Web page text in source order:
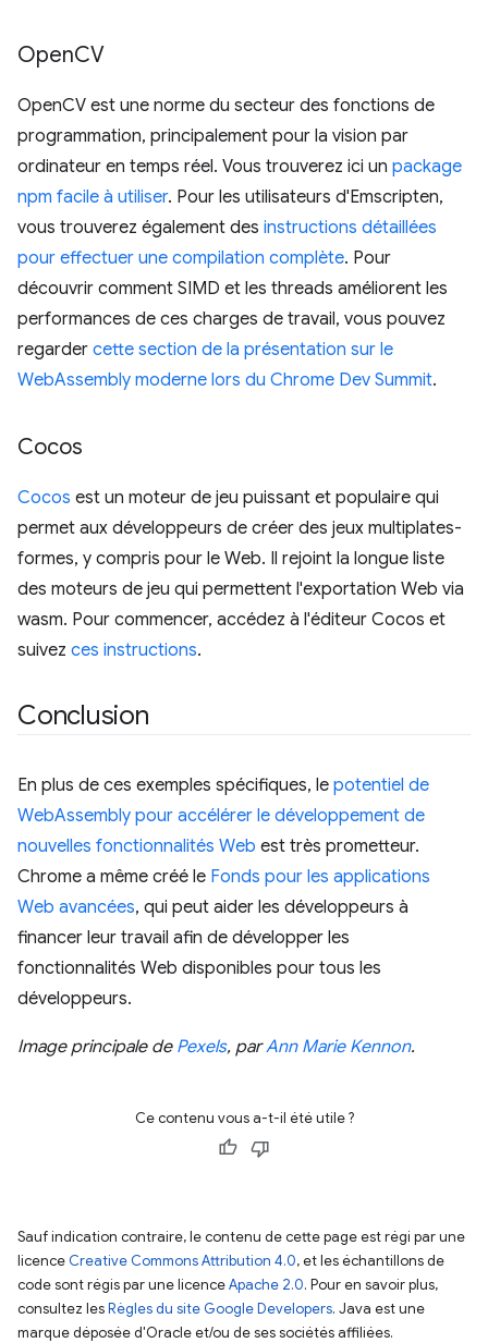
OpenCV
OpenCV est une norme du secteur des fonctions de
programmation, principalement pour la vision par
ordinateur en temps réel. Vous trouverez ici un package
npm facile à utiliser. Pour les utilisateurs d'Emscripten,
vous trouverez également des instructions détaillées
pour effectuer une compilation complète. Pour
découvrir comment SIMD et les threads améliorent les
performances de ces charges de travail, vous pouvez
regarder cette section de la présentation sur le
WebAssembly moderne lors du Chrome Dev Summit.
Cocos
Cocos est un moteur de jeu puissant et populaire qui
permet aux développeurs de créer des jeux multiplates-
formes, y compris pour le Web. Il rejoint la longue liste
des moteurs de jeu qui permettent l'exportation Web via
wasm. Pour commencer, accédez à l'éditeur Cocos et
suivez ces instructions.
Conclusion
En plus de ces exemples spécifiques, le potentiel de
WebAssembly pour accélérer le développement de
nouvelles fonctionnalités Web est très prometteur.
Chrome a même créé le Fonds pour les applications
Web avancées, qui peut aider les développeurs à
financer leur travail afin de développer les
fonctionnalités Web disponibles pour tous les
développeurs.
Image principale de Pexels, parAnn Marie Kennon.
Ce contenu vous a-t-il été utile ?
Sauf indication contraire, le contenu de cette page est régi par une
licence Creative Commons Attribution 4.0, et les échantillons de
code sont régis par une licenceApache 2.0. Pour en savoir plus,
consultez lesRègles du site Google Developers. Java est une
marque déposée d'Oracle et/ou de ses sociétés affiliées.